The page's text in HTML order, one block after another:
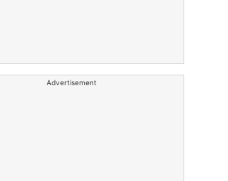
Advertisement